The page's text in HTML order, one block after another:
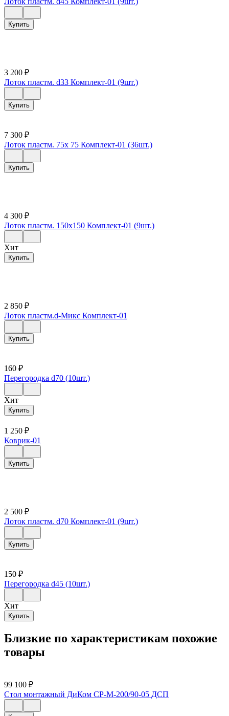
Купить
3 200 ₽
Лоток пластм. d33 Комплект-01 (9шт.)
Купить
7 300 ₽
Лоток пластм. 75х 75 Комплект-01 (36шт.)
Купить
4 300 ₽
Лоток пластм. 150х150 Комплект-01 (9шт.)
Хит
Купить
2 850 ₽
Лоток пластм.d-Микс Комплект-01
Купить
160 ₽
Перегородка d70 (10шт.)
Хит
Купить
1 250 ₽
Коврик-01
Купить
2 500 ₽
Лоток пластм. d70 Комплект-01 (9шт.)
Купить
150 ₽
Перегородка d45 (10шт.)
Хит
Купить
Близкие по характеристикам похожие
товары
99 100 ₽
Стол монтажный ДиКом СР-М-200/90-05 ДСП